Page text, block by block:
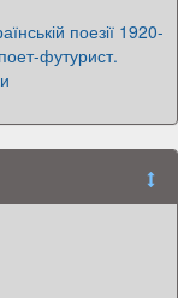
поезії 1920-
футурист.